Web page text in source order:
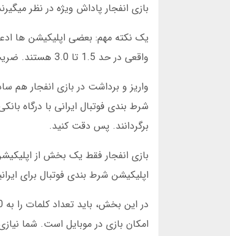
بازی انفجار پاداش ویژه در نظر
یک نکته مهم: بعضی اپلیکیشن ها
واقعی در حد 1.5 تا 3.0 هستند. ضریب های بالاتر معمولا دروغ هستند و مربوط به سایت های غیر معتبر است.
شرط بندی فوتبال ایرانی با درگاه
برگردانند. پس دقت کنید.
بازی انفجار فقط یک بخش از
اپلیکیشن شرط بندی فوتبال برای
امکان بازی در موبایل است. شما